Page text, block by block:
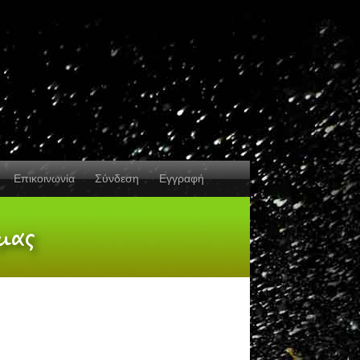
Επικοινωνία Σύνδεση Εγγραφή